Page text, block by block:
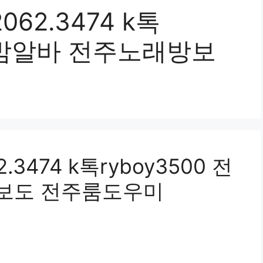
k톡
바 전주노래방보
k톡ryboy3500 전
도 전주룸도우미